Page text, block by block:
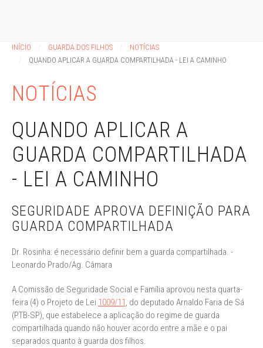
INÍCIO GUARDA DOS FILHOS
NOTÍCIAS
QUANDO APLICAR A GUARDA COMPARTILHADA - LEI A CAMINHO
NOTÍCIAS
QUANDO APLICAR A
GUARDA COMPARTILHADA
- LEI A CAMINHO
SEGURIDADE APROVA DEFINIÇÃO PARA
GUARDA COMPARTILHADA
Dr. Rosinha: é necessário definir bem a guarda compartilhada. -
Leonardo Prado/Ag. Câmara
A Comissão de Seguridade Social e Família aprovou nesta quarta-
feira (4) o Projeto de Lei 1009/11, do deputado Arnaldo Faria de Sá
(PTB-SP), que estabelece a aplicação do regime de guarda
compartilhada quando não houver acordo entre a mãe e o pai
separados quanto à guarda dos filhos.